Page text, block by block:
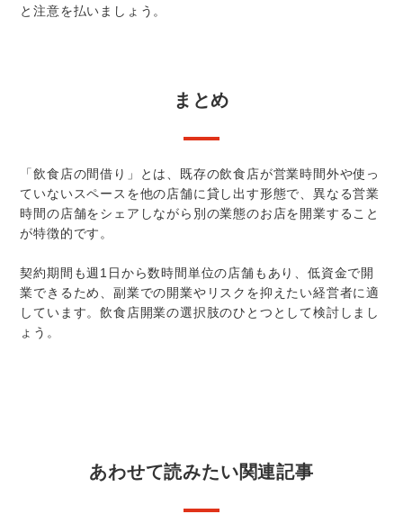
と注意を払いましょう。
まとめ
「飲食店の間借り」とは、既存の飲食店が営業時間外や使っ
ていないスペースを他の店舗に貸し出す形態で、異なる営業
時間の店舗をシェアしながら別の業態のお店を開業すること
が特徴的です。
契約期間も週1日から数時間単位の店舗もあり、低資金で開
業できるため、副業での開業やリスクを抑えたい経営者に適
しています。飲食店開業の選択肢のひとつとして検討しまし
ょう。
あわせて読みたい関連記事